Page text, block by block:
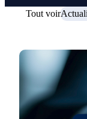
Tout voir